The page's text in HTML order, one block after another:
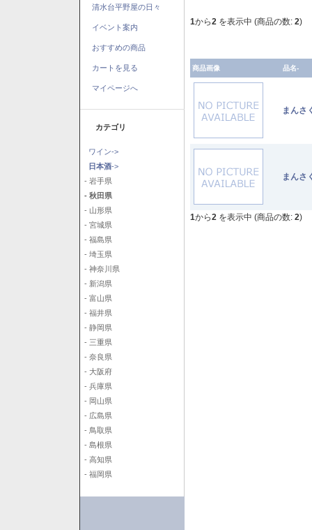
清水台平野屋の日々
イベント案内
おすすめの商品
カートを見る
マイページへ
カテゴリ
ワイン->
日本酒->
- 岩手県
- 秋田県
- 山形県
- 宮城県
- 福島県
- 埼玉県
- 神奈川県
- 新潟県
- 富山県
- 福井県
- 静岡県
- 三重県
- 奈良県
- 大阪府
- 兵庫県
- 岡山県
- 広島県
- 鳥取県
- 島根県
- 高知県
- 福岡県
1から2 を表示中 (商品の数: 2)
商品画像 品名-
まん
まん
1から2 を表示中 (商品の数: 2)